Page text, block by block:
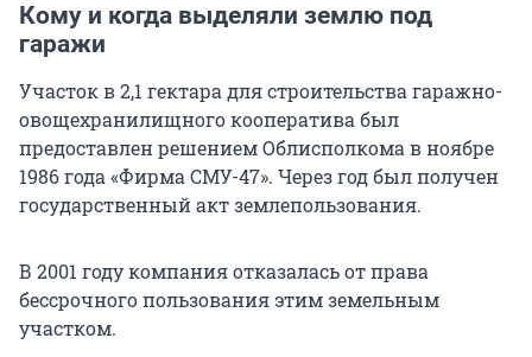
Кому и когда выделяли землю под
гаражи
Участок в 2,1 гектара для строительства гаражно-
овощехранилищного кооператива был
предоставлен решением Облисполкома в ноябре
1986 года «Фирма СМУ-47». Через год был получен
государственный акт землепользования.
В 2001 году компания отказалась от права
бессрочного пользования этим земельным
участком.